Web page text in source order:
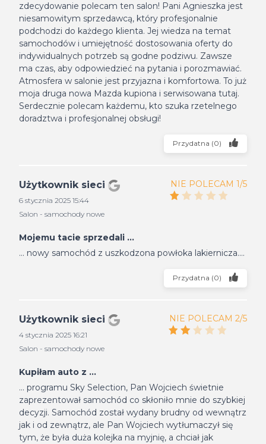
zdecydowanie polecam ten salon! Pani Agnieszka jest
niesamowitym sprzedawcą, który profesjonalnie
podchodzi do każdego klienta. Jej wiedza na temat
samochodów i umiejętność dostosowania oferty do
indywidualnych potrzeb są godne podziwu. Zawsze
ma czas, aby odpowiedzieć na pytania i porozmawiać.
Atmosfera w salonie jest przyjazna i komfortowa. To już
moja druga nowa Mazda kupiona i serwisowana tutaj.
Serdecznie polecam każdemu, kto szuka rzetelnego
doradztwa i profesjonalnej obsługi!
Przydatna (0)
Użytkownik sieci
6 stycznia 2025 15:44
Salon - samochody nowe
NIE POLECAM 1/5
Mojemu tacie sprzedali ...
... nowy samochód z uszkodzona powłoka lakiernicza....
Przydatna (0)
Użytkownik sieci
4 stycznia 2025 16:21
Salon - samochody nowe
NIE POLECAM 2/5
Kupiłam auto z ...
... programu Sky Selection, Pan Wojciech świetnie
zaprezentował samochód co skłoniło mnie do szybkiej
decyzji. Samochód został wydany brudny od wewnątrz
jak i od zewnątrz, ale Pan Wojciech wytłumaczył się
tym, że była duża kolejka na myjnię, a chciał jak